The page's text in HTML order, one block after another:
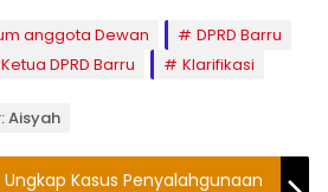
anggota Dewan
DPRD Barru
Ketua DPRD Barru Klarifikasi
Aisyah
Ungkap Kasus Penyalahgunaan